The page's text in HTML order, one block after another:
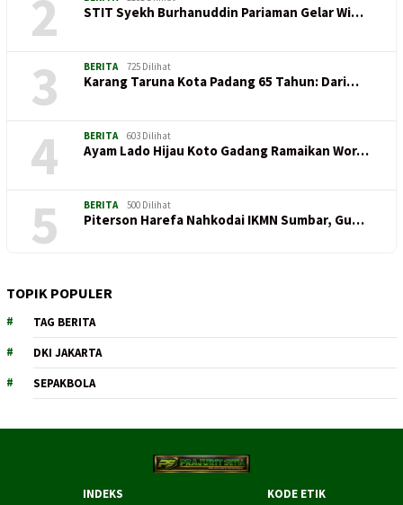
2 STIT Syekh Burhanuddin Pariaman Gelar Wi…
3 BERITA 725 Dilihat
Karang Taruna Kota Padang 65 Tahun: Dari…
4 BERITA 603 Dilihat
Ayam Lado Hijau Koto Gadang Ramaikan Wor…
5 BERITA 500 Dilihat
Piterson Harefa Nahkodai IKMN Sumbar, Gu…
TOPIK POPULER
TAG BERITA
DKI JAKARTA
SEPAKBOLA
INDEKS KODE ETIK